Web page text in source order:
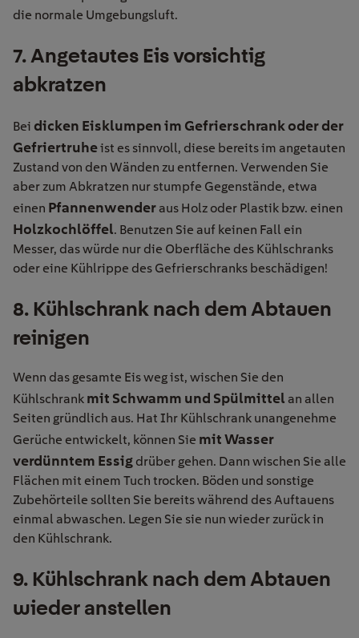
die normale Umgebungsluft.
7. Angetautes Eis vorsichtig
abkratzen
Bei dicken Eisklumpenim Gefrierschrank oder der
Gefriertruheist es sinnvoll, diese bereits im angetauten
Zustand von den Wänden zu entfernen. Verwenden Sie
aber zum Abkratzen nur stumpfe Gegenstände, etwa
einen Pfannenwender aus Holz oder Plastik bzw. einen
Holzkochlöffel. Benutzen Sie auf keinen Fall ein
Messer, das würde nur die Oberfläche des Kühlschranks
oder eine Kühlrippe des Gefrierschranks beschädigen!
8. Kühlschrank nach dem Abtauen
reinigen
Wenn das gesamte Eis weg ist, wischen Sie den
Kühlschrank mit Schwamm und Spülmittel an allen
Seiten gründlich aus. Hat Ihr Kühlschrank unangenehme
Gerüche entwickelt, können Sie mitWasser
verdünntem Essig drüber gehen. Dann wischen Sie alle
Flächen mit einem Tuch trocken. Böden und sonstige
Zubehörteile sollten Sie bereits während des Auftauens
einmal abwaschen. Legen Sie sie nun wieder zurück in
den Kühlschrank.
9. Kühlschrank nach dem Abtauen
wieder anstellen